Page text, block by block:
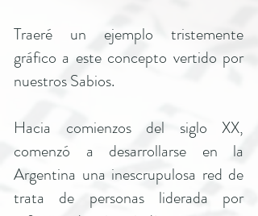
Traeré un ejemplo tristemente
gráfico a este concepto vertido por
nuestros Sabios.
Hacia comienzos del siglo XX,
comenzó a desarrollarse en la
Argentina una inescrupulosa red de
trata de personas liderada por